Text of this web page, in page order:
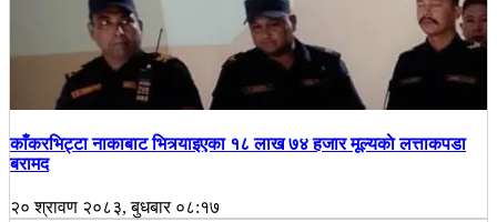
काँकरभिट्टा नाकाबाट भित्र्याइएका १८ लाख ७४ हजार मूल्यकाे लत्ताकपडा
बरामद
२० श्रावण २०८३, बुधबार ०८:१७